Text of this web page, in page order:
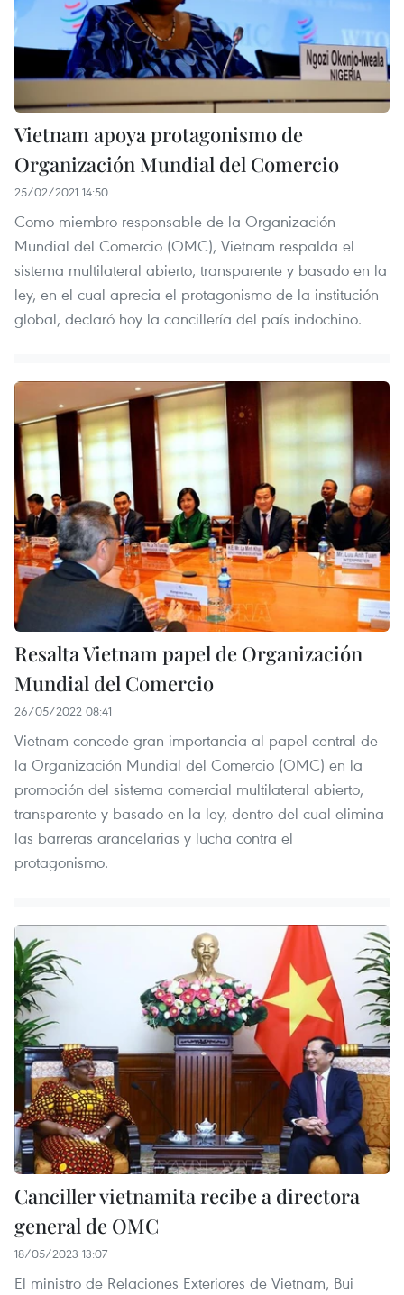
Vietnam apoya protagonismo de
Organización Mundial del Comercio
25/02/2021 14:50
Como miembro responsable de la Organización
Mundial del Comercio (OMC), Vietnam respalda el
sistema multilateral abierto, transparente y basado en la
ley, en el cual aprecia el protagonismo de la institución
global, declaró hoy la cancillería del país indochino.
Resalta Vietnam papel de Organización
Mundial del Comercio
26/05/2022 08:41
Vietnam concede gran importancia al papel central de
la Organización Mundial del Comercio (OMC) en la
promoción del sistema comercial multilateral abierto,
transparente y basado en la ley, dentro del cual elimina
las barreras arancelarias y lucha contra el
protagonismo.
Canciller vietnamita recibe a directora
general de OMC
18/05/2023 13:07
El ministro de Relaciones Exteriores de Vietnam, Bui